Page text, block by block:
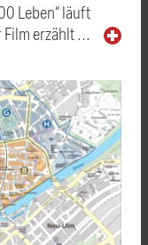
Leben“ läuft
Film erzählt …